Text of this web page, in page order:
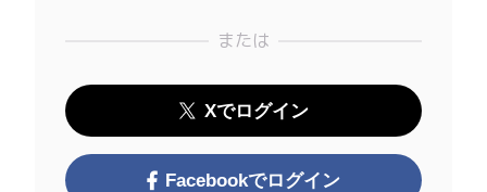
または
Xでログイン
Facebookでログイン